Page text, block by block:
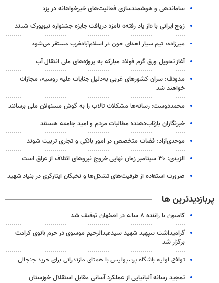
ساماندهی و هوشمندسازی فعالیت‌های خیرخواهانه در یزد
زوج ایرانی با «از یاد رفته» نامزد دریافت جایزه جشنواره نیویورک شدند
میرزاده: تیم سیار اهدای خون در اسلام‌آبادغرب مستقر می‌شود
آغاز تحویل ورق گرم فولاد مبارکه به پروژه‌های ملی انتقال آب
مدودف: سران کشورهای غربی به‌دلیل جنایات علیه روسیه، مجازات
خواهند شد
محمددوست: رسانه‌ها مشکلات تالاب را به گوش مسئولان ملی برسانند
خبرنگاران بازتاب‌دهنده مطالبات مردم و امید جامعه هستند
موحدی‌آزاد: قضات متخصص در امور بانکی و تجاری تربیت شوند
الزیدی: ۳۰ سپتامبر زمان نهایی خروج نیروهای ائتلاف از عراق است
ضرورت استفاده از ظرفیت‌های تشکل‌ها و نخبگان ایثارگری در بنیاد شهید
پربازدیدترین ها
کامیون با راننده ۸ ساله در اصفهان توقیف شد
گرامیداشت سپهبد شهید سیدعبدالرحیم موسوی در حرم بانوی کرامت
برگزار شد
توافق اولیه باشگاه پرسپولیس با همتای مازندرانی برای خرید جنجالی
تمجید رسانه آلبانیایی از عملکرد آسانی مقابل استقلال خوزستان